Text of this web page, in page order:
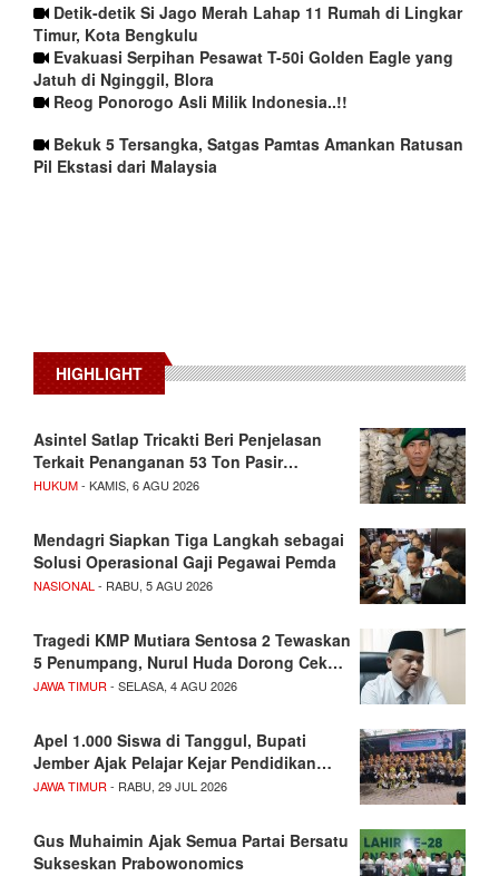
Detik-detik Si Jago Merah Lahap 11 Rumah di Lingkar
Timur, Kota Bengkulu
Evakuasi Serpihan Pesawat T-50i Golden Eagle yang
Jatuh di Nginggil, Blora
Reog Ponorogo Asli Milik Indonesia..!!
Bekuk 5 Tersangka, Satgas Pamtas Amankan Ratusan
Pil Ekstasi dari Malaysia
HIGHLIGHT
Asintel Satlap Tricakti Beri Penjelasan
Terkait Penanganan 53 Ton Pasir…
HUKUM- KAMIS, 6 AGU 2026
Mendagri Siapkan Tiga Langkah sebagai
Solusi Operasional Gaji Pegawai Pemda
NASIONAL - RABU, 5 AGU 2026
Tragedi KMP Mutiara Sentosa 2 Tewaskan
5 Penumpang, Nurul Huda Dorong Cek…
JAWA TIMUR - SELASA, 4 AGU 2026
Apel 1.000 Siswa di Tanggul, Bupati
Jember Ajak Pelajar Kejar Pendidikan…
JAWA TIMUR - RABU, 29 JUL 2026
Gus Muhaimin Ajak Semua Partai Bersatu
Sukseskan Prabowonomics